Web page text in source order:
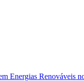
Energias Renováveis